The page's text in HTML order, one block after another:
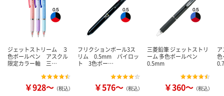
ジェットストリーム ３
色ボールペン アスクル
限定カラー軸 三…
￥928～ （税込）
フリクションボール3ス
リム 0.5mm パイロッ
ト 3色ボー…
￥576～ （税込）
三菱鉛筆 ジェットストリ
ーム 多色ボールペン
0.5mm
￥360～ （税込）